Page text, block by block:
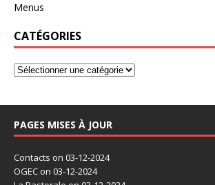
Menus
CATÉGORIES
PAGES MISES À JOUR
Contacts on 03-12-2024
OGEC on 03-12-2024